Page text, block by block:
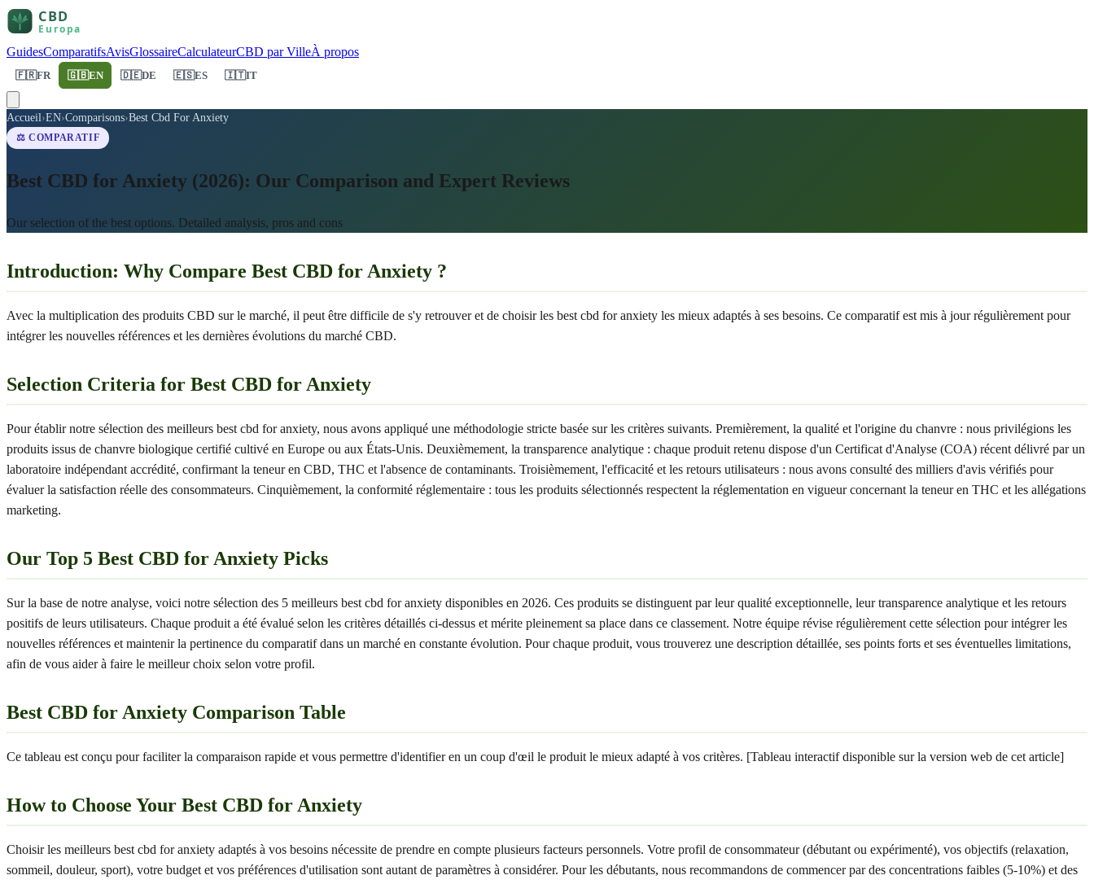
GuidesComparatifsAvisGlossaireCalculateurCBD par VilleÀ propos
🇫🇷FR 🇬🇧EN 🇩🇪DE 🇪🇸ES 🇮🇹IT
Accueil›EN›Comparisons›Best Cbd For Anxiety
⚖️ COMPARATIF
Best CBD for Anxiety (2026): Our Comparison and Expert Reviews
Our selection of the best options. Detailed analysis, pros and cons
Introduction: Why Compare Best CBD for Anxiety ?
Avec la multiplication des produits CBD sur le marché, il peut être difficile de s'y retrouver et de choisir les best cbd for anxiety les mieux adaptés à ses besoins. Ce comparatif est mis à jour régulièrement pour
intégrer les nouvelles références et les dernières évolutions du marché CBD.
Selection Criteria for Best CBD for Anxiety
Pour établir notre sélection des meilleurs best cbd for anxiety, nous avons appliqué une méthodologie stricte basée sur les critères suivants. Premièrement, la qualité et l'origine du chanvre : nous privilégions les
produits issus de chanvre biologique certifié cultivé en Europe ou aux États-Unis. Deuxièmement, la transparence analytique : chaque produit retenu dispose d'un Certificat d'Analyse (COA) récent délivré par un
laboratoire indépendant accrédité, confirmant la teneur en CBD, THC et l'absence de contaminants. Troisièmement, l'efficacité et les retours utilisateurs : nous avons consulté des milliers d'avis vérifiés pour
évaluer la satisfaction réelle des consommateurs. Cinquièmement, la conformité réglementaire : tous les produits sélectionnés respectent la réglementation en vigueur concernant la teneur en THC et les allégations
marketing.
Our Top 5 Best CBD for Anxiety Picks
Sur la base de notre analyse, voici notre sélection des 5 meilleurs best cbd for anxiety disponibles en 2026. Ces produits se distinguent par leur qualité exceptionnelle, leur transparence analytique et les retours
positifs de leurs utilisateurs. Chaque produit a été évalué selon les critères détaillés ci-dessus et mérite pleinement sa place dans ce classement. Notre équipe révise régulièrement cette sélection pour intégrer les
nouvelles références et maintenir la pertinence du comparatif dans un marché en constante évolution. Pour chaque produit, vous trouverez une description détaillée, ses points forts et ses éventuelles limitations,
afin de vous aider à faire le meilleur choix selon votre profil.
Best CBD for Anxiety Comparison Table
Ce tableau est conçu pour faciliter la comparaison rapide et vous permettre d'identifier en un coup d'œil le produit le mieux adapté à vos critères. [Tableau interactif disponible sur la version web de cet article]
How to Choose Your Best CBD for Anxiety
Choisir les meilleurs best cbd for anxiety adaptés à vos besoins nécessite de prendre en compte plusieurs facteurs personnels. Votre profil de consommateur (débutant ou expérimenté), vos objectifs (relaxation,
sommeil, douleur, sport), votre budget et vos préférences d'utilisation sont autant de paramètres à considérer. Pour les débutants, nous recommandons de commencer par des concentrations faibles (5-10%) et des